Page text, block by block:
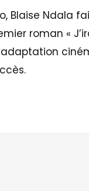
Blaise Ndala
roman «